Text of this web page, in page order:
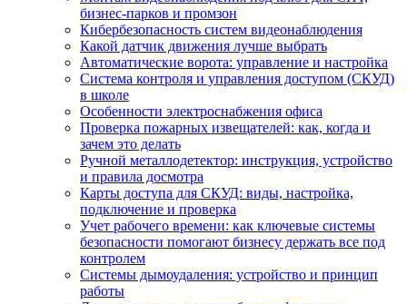
бизнес‑парков и промзон
Кибербезопасность систем видеонаблюдения
Какой датчик движения лучше выбрать
Автоматические ворота: управление и настройка
Система контроля и управления доступом (СКУД)
в школе
Особенности электроснабжения офиса
Проверка пожарных извещателей: как, когда и
зачем это делать
Ручной металлодетектор: инструкция, устройство
и правила досмотра
Карты доступа для СКУД: виды, настройка,
подключение и проверка
Учет рабочего времени: как ключевые системы
безопасности помогают бизнесу держать все под
контролем
Системы дымоудаления: устройство и принцип
работы